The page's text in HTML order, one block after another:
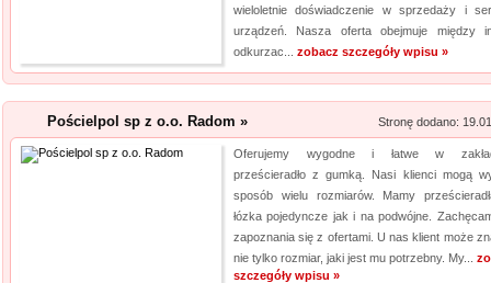
wieloletnie doświadczenie w sprzedaży i
urządzeń. Nasza oferta obejmuje między
odkurzac... zobacz szczegóły wpisu »
Pościelpol sp z o.o. Radom » Stronę dodano:
Oferujemy wygodne i łatwe w
prześcieradło z gumką. Nasi klienci mogą
sposób wielu rozmiarów. Mamy
łózka pojedyncze jak i na podwójne.
zapoznania się z ofertami. U nas klient może
nie tylko rozmiar, jaki jest mu potrzebny. My...
szczegóły wpisu »